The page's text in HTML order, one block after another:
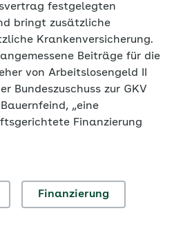
festgelegten
bringt zusätzliche
Krankenversicherung.
Beiträge für die
von Arbeitslosengeld II
Bundeszuschuss zur GKV
„eine
Finanzierung
Finanzierung